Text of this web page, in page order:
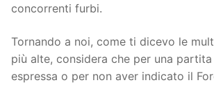
concorrenti furbi.
Tornando a noi, come ti dicevo le
più alte, considera che per una partita
espressa o per non aver indicato il